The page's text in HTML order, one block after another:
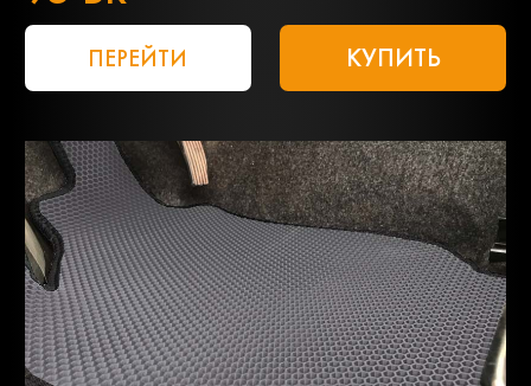
ПЕРЕЙТИ КУПИТЬ